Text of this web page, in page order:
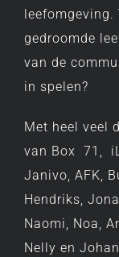
gedroomde
van de
in spelen?
Met heel veel
van Box 71,
Janivo, AFK,
Hendriks,
Naomi, Noa,
Nelly en